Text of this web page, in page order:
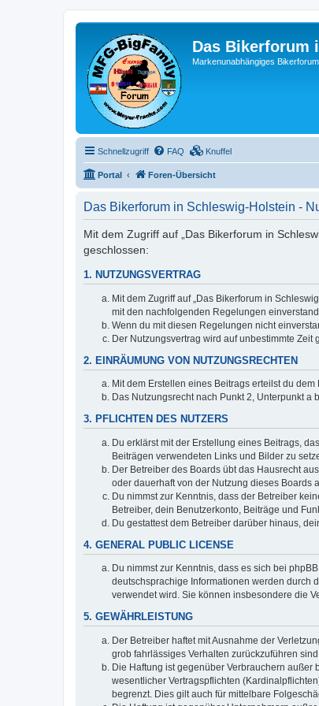
Das Bikerforum
Markenunabhängiges
Schnellzugriff FAQ Knuffel
Portal Foren-Übersicht
Das Bikerforum in Schleswig-Holstein -
Mit dem Zugriff auf „Das Bikerforum in
geschlossen:
1. NUTZUNGSVERTRAG
Mit dem Zugriff auf „Das Bikerforum in
mit den nachfolgenden Regelungen
Wenn du mit diesen Regelungen nicht
Der Nutzungsvertrag wird auf unbestimmte
2. EINRÄUMUNG VON NUTZUNGSRECHTEN
Mit dem Erstellen eines Beitrags erteilst du
Das Nutzungsrecht nach Punkt 2, Unterpunkt
3. PFLICHTEN DES NUTZERS
Du erklärst mit der Erstellung eines Beitrags,
Beiträgen verwendeten Links und Bilder zu
Der Betreiber des Boards übt das Hausrecht
oder dauerhaft von der Nutzung dieses Boards
Du nimmst zur Kenntnis, dass der Betreiber
Betreiber, dein Benutzerkonto, Beiträge und
Du gestattest dem Betreiber darüber hinaus,
4. GENERAL PUBLIC LICENSE
Du nimmst zur Kenntnis, dass es sich bei
deutschsprachige Informationen werden durch
verwendet wird. Sie können insbesondere die
5. GEWÄHRLEISTUNG
Der Betreiber haftet mit Ausnahme der
grob fahrlässiges Verhalten zurückzuführen
Die Haftung ist gegenüber Verbrauchern außer
wesentlicher Vertragspflichten
begrenzt. Dies gilt auch für mittelbare